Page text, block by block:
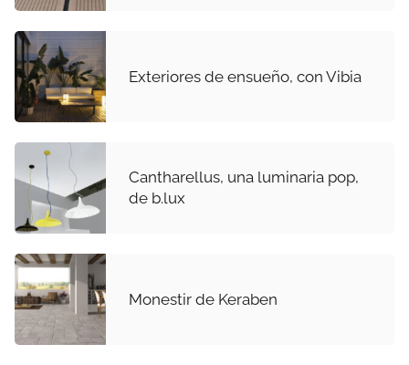
Exteriores de ensueño, con Vibia
Cantharellus, una luminaria pop,
de b.lux
Monestir de Keraben